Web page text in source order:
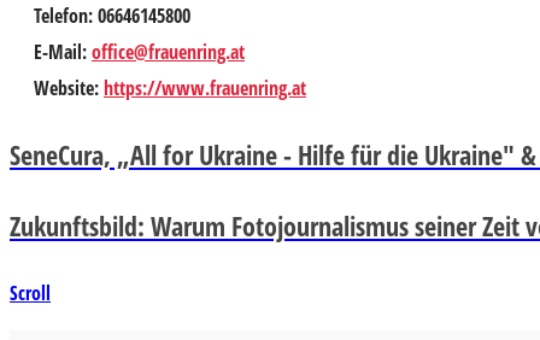
Telefon: 06646145800
E-Mail:office@frauenring.at
Website:https://www.frauenring.at
SeneCura, „All for Ukraine - Hilfe für die Ukraine"
Zukunftsbild: Warum Fotojournalismus seiner Zeit
Scroll